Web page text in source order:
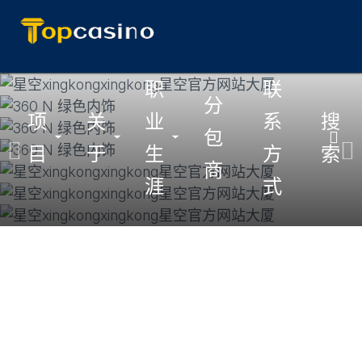
跳
至
主
要
内
容
项
目
切
换
子
菜
关
于
换
子
菜
职
业
生
涯
换
子
菜
分
包
商
联
系
方
式
搜
索